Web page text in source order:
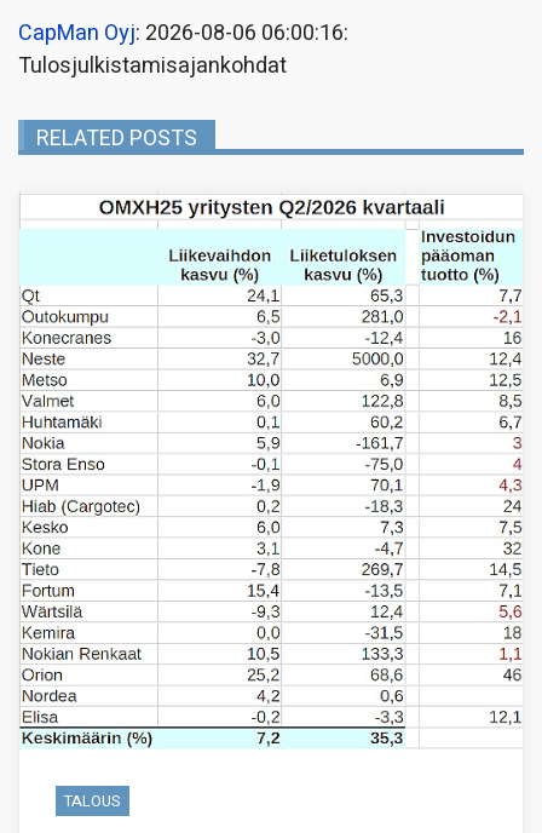
CapMan Oyj: 2026-08-06 06:00:16:
Tulosjulkistamisajankohdat
RELATED POSTS
TALOUS